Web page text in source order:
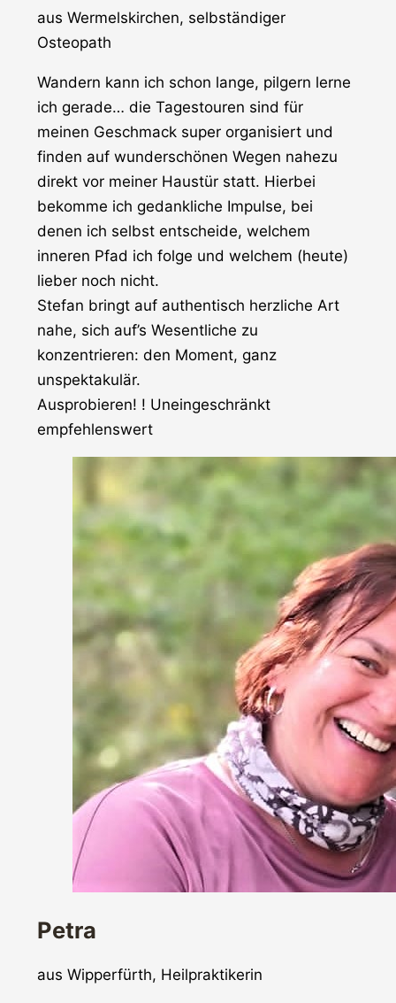
aus Wermelskirchen, selbständiger
Osteopath
Wandern kann ich schon lange, pilgern lerne
ich gerade… die Tagestouren sind für
meinen Geschmack super organisiert und
finden auf wunderschönen Wegen nahezu
direkt vor meiner Haustür statt. Hierbei
bekomme ich gedankliche Impulse, bei
denen ich selbst entscheide, welchem
inneren Pfad ich folge und welchem (heute)
lieber noch nicht.
Stefan bringt auf authentisch herzliche Art
nahe, sich auf’s Wesentliche zu
konzentrieren: den Moment, ganz
unspektakulär.
Ausprobieren! ! Uneingeschränkt
empfehlenswert
Petra
aus Wipperfürth, Heilpraktikerin